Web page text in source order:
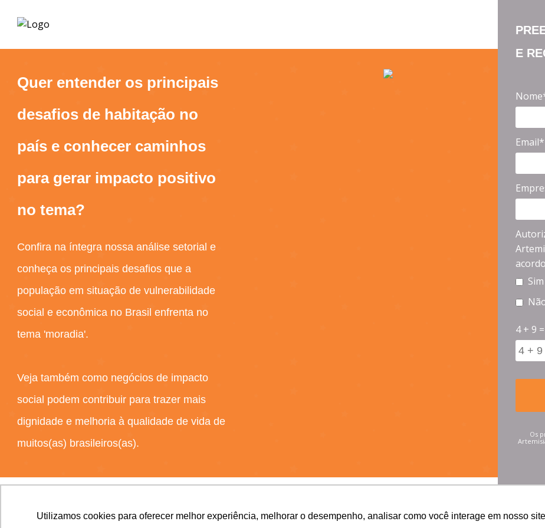
Utilizamos cookies para oferecer melhor experiência, melhorar o desempenho, analisar como você interage em nosso
Quer entender os principais
desafios de habitação no
país e conhecer caminhos
para gerar impacto positivo
no tema?
Confira na íntegra nossa análise setorial e
conheça os principais desafios que a
população em situação de vulnerabilidade
social e econômica no Brasil enfrenta no
tema 'moradia'.
Veja também como negócios de impacto
social podem contribuir para trazer mais
dignidade e melhoria à qualidade de vida de
muitos(as) brasileiros(as).
E
Email*
Sim
4 + 9
Os